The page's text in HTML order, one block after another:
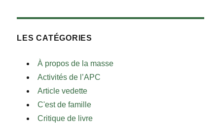
LES CATÉGORIES
À propos de la masse
Activités de l’APC
Article vedette
C'est de famille
Critique de livre